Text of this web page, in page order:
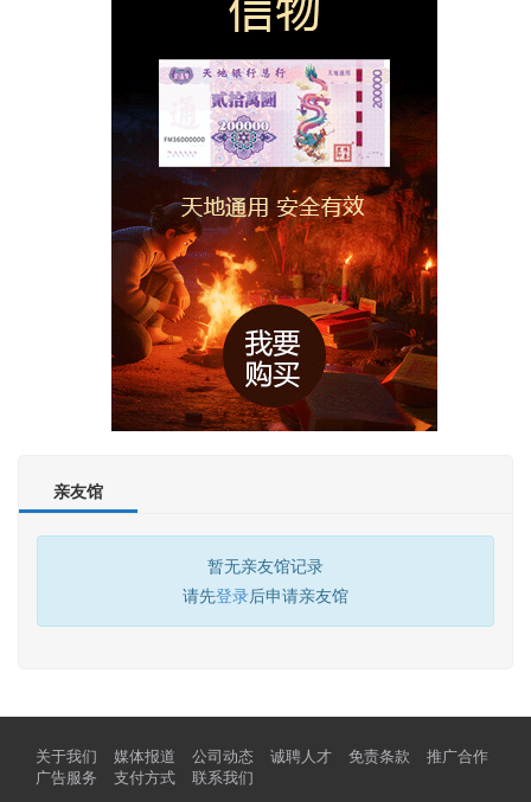
亲友馆
暂无亲友馆记录
请先登录后申请亲友馆
关于我们 媒体报道 公司动态 诚聘人才 免责条款
推广合作
广告服务
支付方式 联系我们